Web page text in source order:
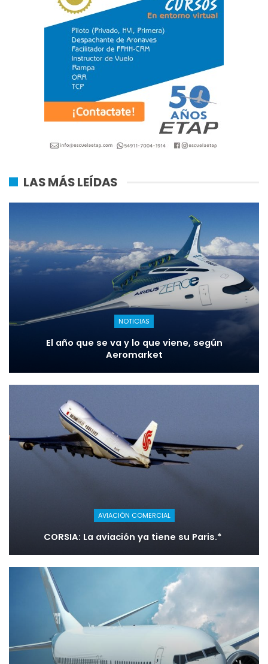
LAS MÁS LEÍDAS
NOTICIAS
El año que se va y lo que viene, según
Aeromarket
AVIACIÓN COMERCIAL
CORSIA: La aviación ya tiene su Paris.*